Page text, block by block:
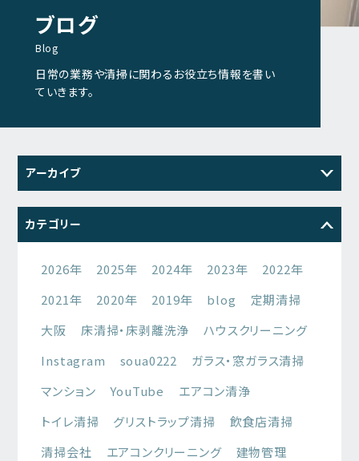
ブログ
Blog
日常の業務や清掃に関わるお役立ち情報を書い
ていきます。
アーカイブ
2026
カテゴリー
2026年 2025年 2024年 2023年
2022年
2021年
2020年 2019年 blog
定期清掃
大阪
床清掃・床剥離洗浄
ハウスクリーニング
Instagram
soua0222
ガラス・窓ガラス清掃
マンション
YouTube
エアコン清浄
トイレ清掃
グリストラップ清掃
飲食店清掃
清掃会社
エアコンクリーニング
建物管理